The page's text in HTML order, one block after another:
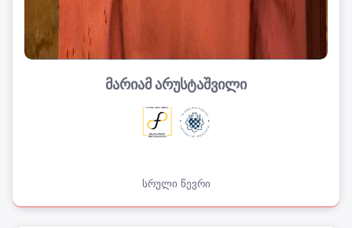
მარიამ არუსტაშვილი
სრული წევრი